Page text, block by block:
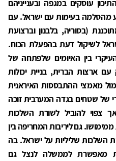
עוסקים במגפה ובענייניהם
מהסלמה בעימות עם ישראל. עם
(בסוריה, בלבנון וברצועת
לשיקול דעת בהפעלת הכוח.
בין האיומים שלפתחה של
ארצות הברית, בניית יכולות
מאמצי ההתבססות האיראנית
של שטחים בגדה המערבית זוכה
צפוי להוביל לשורת השלכות
גם ליריבות המחריפה בין
השלכות שליליות על ישראל. בה
מאפשרת לממשלה לנצל גם